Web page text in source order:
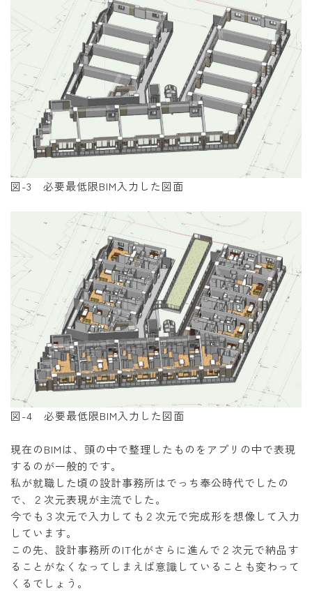
図-3 必要最低限BIM入力した図面
図-4 必要最低限BIM入力した図面
現在のBIMは、頭の中で整理したものをアプリの中で表現
するのが一般的です。
私が就職した頃の設計事務所はでっち奉公時代でしたの
で、２次元表現が主流でした。
今でも３次元で入力しても２次元で完成形を想像して入力
しています。
この先、設計事務所のIT化がさらに進んで２次元で納品す
ることがなくなってしまえば意識していることも変わって
くるでしょう。